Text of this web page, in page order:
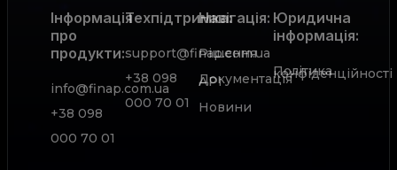
Інформація
про
продукти:
info@finap.com.ua
+38 098
000 70 01
Техпідтримка:
support@finap.com.ua
+38 098
000 70 01
Рішення
Документація
АРІ
Новини
Навігація: Юридична
інформація:
Політика
конфіденційності